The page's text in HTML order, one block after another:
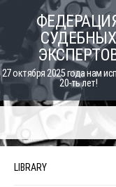
content
СУДЕБНЫХ
27 октября 2025 года нам
20-ть лет!
LIBRARY